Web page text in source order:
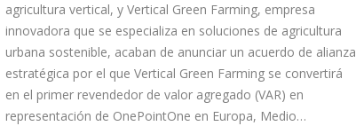
agricultura vertical, y Vertical Green Farming, empresa
innovadora que se especializa en soluciones de agricultura
urbana sostenible, acaban de anunciar un acuerdo de alianza
estratégica por el que Vertical Green Farming se convertirá
en el primer revendedor de valor agregado (VAR) en
representación de OnePointOne en Europa, Medio…